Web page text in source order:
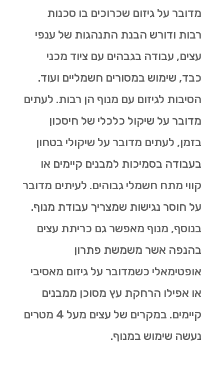
מדובר על גיזום שכרוכים בו סכנות
רבות ודורש הבנת התנהגות של ענפי
עצים, עבודה בגבהים עם ציוד מכני
כבד, שימוש במסורים חשמליים ועוד.
הסיבות לגיזום עם מנוף הן רבות. לעתים
מדובר על שיקול כלכלי של חיסכון
בזמן, לעתים מדובר על שיקולי בטחון
בעבודה בסמיכות למבנים קיימים או
קווי מתח חשמלי גבוהים. לעיתים מדובר
על חוסר נגישות שמצריך עבודת מנוף.
בנוסף, מנוף מאפשר גם כריתת עצים
בהנפה אשר משמשת פתרון
אופטימאלי כשמדובר על גיזום מאסיבי
או אפילו הרחקת עץ מסוכן ממבנים
קיימים. במקרים של עצים מעל 4 מטרים
נעשה שימוש במנוף.